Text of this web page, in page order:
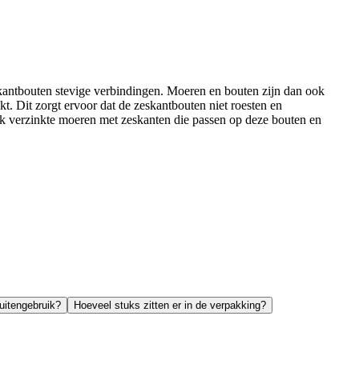
stevige verbindingen. Moeren en bouten zijn dan ook
Dit zorgt ervoor dat de zeskantbouten niet roesten en
moeren met zeskanten die passen op deze bouten en
Hoeveel stuks zitten er in de verpakking?